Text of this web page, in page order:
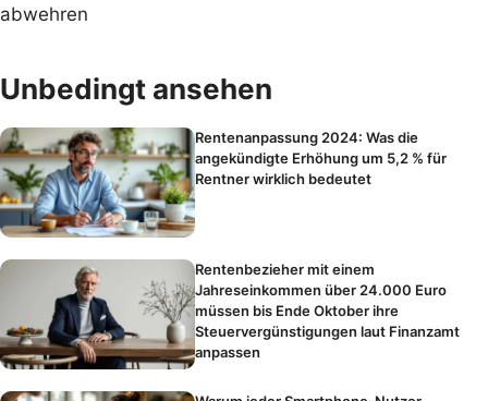
abwehren
Unbedingt ansehen
Rentenanpassung 2024: Was die
angekündigte Erhöhung um 5,2 % für
Rentner wirklich bedeutet
Rentenbezieher mit einem
Jahreseinkommen über 24.000 Euro
müssen bis Ende Oktober ihre
Steuervergünstigungen laut Finanzamt
anpassen